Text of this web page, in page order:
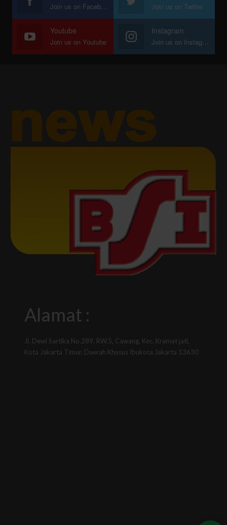
Join us on Facebook Join us on Twitter
Youtube
Join us on Youtube
Instagram
Join us on Instagram
Alamat :
Jl. Dewi Sartika No.289, RW.5, Cawang, Kec. Kramat jati,
Kota Jakarta Timur, Daerah Khusus Ibukota Jakarta 13630